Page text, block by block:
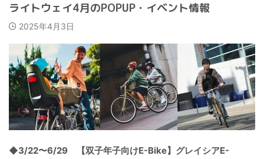
ライトウェイ4月のPOPUP・イベント情報
2025年4月3日
◆3/22〜6/29 【双子年子向けE-Bike】グレイシアE-